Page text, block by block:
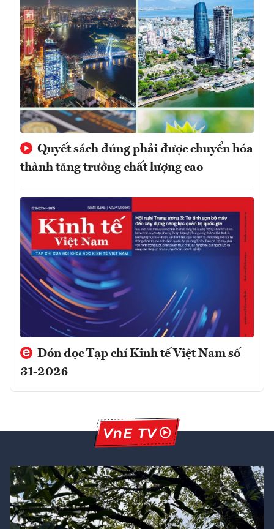
Quyết sách đúng phải được chuyển hóa
thành tăng trưởng chất lượng cao
Đón đọc Tạp chí Kinh tế Việt Nam số
31-2026